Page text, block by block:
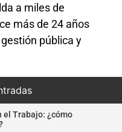
a miles de
más de 24 años
pública y
el Trabajo: ¿cómo